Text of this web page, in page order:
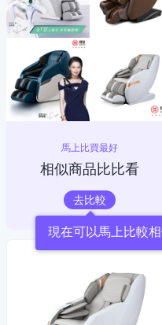
馬上比買最好
相似商品比比看
去比較
現在可以馬上比較相